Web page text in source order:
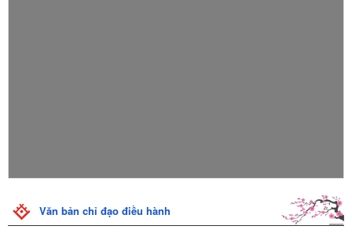
Văn bản chỉ đạo điều hành
Số:1685-TB/HU
(Thông báo chương trình công tác tháng 02 năm 2025 của
Thường trực Huyện ủy, Ban Thường vụ Huyện ủy, Ban Chấp hành
đảng bộ huyện)